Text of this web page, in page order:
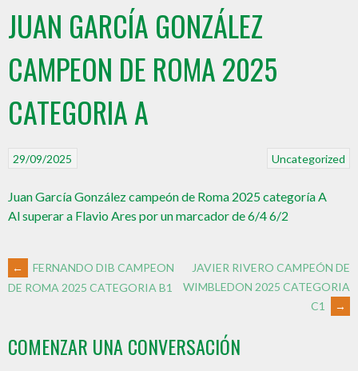
JUAN GARCÍA GONZÁLEZ
CAMPEON DE ROMA 2025
CATEGORIA A
Uncategorized
29/09/2025
Juan García González campeón de Roma 2025 categoría A
Al superar a Flavio Ares por un marcador de 6/4 6/2
←
FERNANDO DIB CAMPEON
DE ROMA 2025 CATEGORIA B1
JAVIER RIVERO CAMPEÓN DE
WIMBLEDON 2025 CATEGORIA
C1
→
COMENZAR UNA CONVERSACIÓN